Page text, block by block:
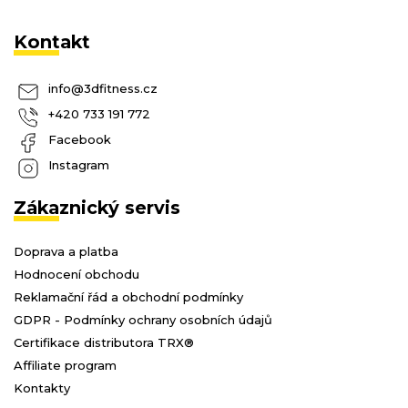
Kontakt
info@3dfitness.cz
+420 733 191 772
Facebook
Instagram
Zákaznický servis
Doprava a platba
Hodnocení obchodu
Reklamační řád a obchodní podmínky
GDPR - Podmínky ochrany osobních údajů
Certifikace distributora TRX®
Affiliate program
Kontakty